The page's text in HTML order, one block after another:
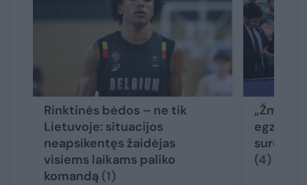
Rinktinės bėdos – ne tik
Lietuvoje: situacijos
neapsikentęs žaidėjas
visiems laikams paliko
komandą (1)
(4)